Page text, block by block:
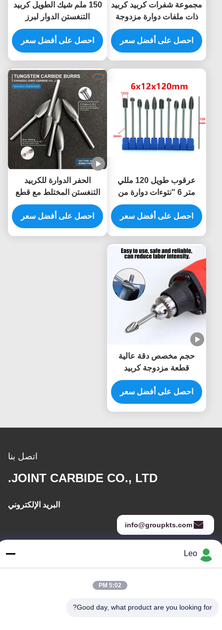
مجموعة شفرات كربيد كربيد
ذات ملفات دوارة مزدوجة
القطع 50000 دورة في
الدقيقة
احصل على أفضل سعر
150 ملم شيك الطويل كربيد
التنغستن الدوار لبرز
المعالجة حفرة القفل العميق
مع أطول إضافية كربيد غلي
الصابون
احصل على أفضل سعر
عرقوب طويل 120 مللي
متر 6 "نتوءات دوارة من
كربيد التنجستن قطع
مزدوجة لقمة طحن القالب
لمعالجة المعادن في الفتحة
احصل على أفضل سعر
الحفر الدوارة للكربيد
التنغستن المختلط مع قطع
مزدوج لقطع طاحونة الصفر
و 1/4 "المنحدرات المعدنية
البوليستين
احصل على أفضل سعر
حجم مخصص دقة عالية
قطعة مزدوجة كربيد
التونغستين الصفيحة الدوارة
6mm شنك الموت طاحونة
الحفر Burr قطع
احصل على أفضل سعر
اتصل بنا
JOINT CARBIDE CO., LTD.
البريد الإلكتروني
info@groupkts.com
، تشنغدو ، سيتشوان ، الصين
Leo
5:02 PM
Good day, what product are you looking for?